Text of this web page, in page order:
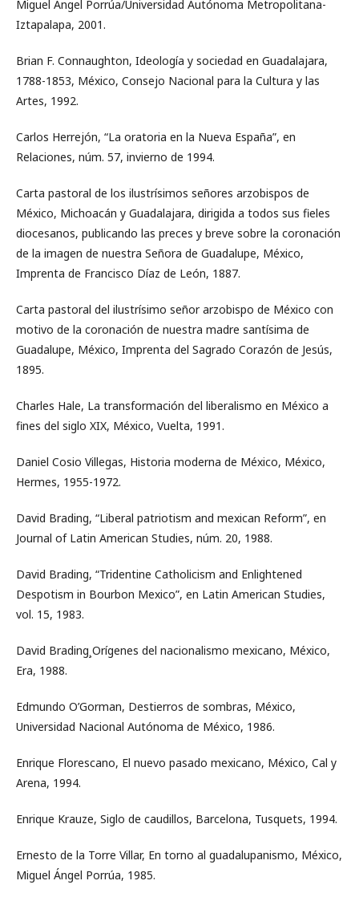
Miguel Ángel Porrúa/Universidad Autónoma Metropolitana-
Iztapalapa, 2001.
Brian F. Connaughton, Ideología y sociedad en Guadalajara,
1788-1853, México, Consejo Nacional para la Cultura y las
Artes, 1992.
Carlos Herrejón, “La oratoria en la Nueva España”, en
Relaciones, núm. 57, invierno de 1994.
Carta pastoral de los ilustrísimos señores arzobispos de
México, Michoacán y Guadalajara, dirigida a todos sus fieles
diocesanos, publicando las preces y breve sobre la coronación
de la imagen de nuestra Señora de Guadalupe, México,
Imprenta de Francisco Díaz de León, 1887.
Carta pastoral del ilustrísimo señor arzobispo de México con
motivo de la coronación de nuestra madre santísima de
Guadalupe, México, Imprenta del Sagrado Corazón de Jesús,
1895.
Charles Hale, La transformación del liberalismo en México a
fines del siglo XIX, México, Vuelta, 1991.
Daniel Cosio Villegas, Historia moderna de México, México,
Hermes, 1955-1972.
David Brading, “Liberal patriotism and mexican Reform”, en
Journal of Latin American Studies, núm. 20, 1988.
David Brading, “Tridentine Catholicism and Enlightened
Despotism in Bourbon Mexico”, en Latin American Studies,
vol. 15, 1983.
David Brading¸Orígenes del nacionalismo mexicano, México,
Era, 1988.
Edmundo O’Gorman, Destierros de sombras, México,
Universidad Nacional Autónoma de México, 1986.
Enrique Florescano, El nuevo pasado mexicano, México, Cal y
Arena, 1994.
Enrique Krauze, Siglo de caudillos, Barcelona, Tusquets, 1994.
Ernesto de la Torre Villar, En torno al guadalupanismo, México,
Miguel Ángel Porrúa, 1985.